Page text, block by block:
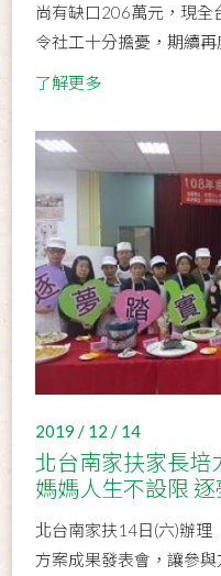
尚有缺口206萬元，現全
令社工十分擔憂，期續再
了解更多
2019 / 12 / 14
北台南家扶家長培
媽媽人生不設限
北台南家扶14日(六)辦理
方案成果發表會，讓參